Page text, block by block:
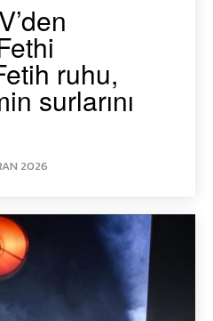
ruhu,
surlarını
2026